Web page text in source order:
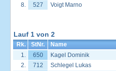
8.
527 Voigt Marno
Lauf 1 von 2
Rk. StNr. Name
1.
650 Kagel Dominik
2.
712 Schlegel Lukas